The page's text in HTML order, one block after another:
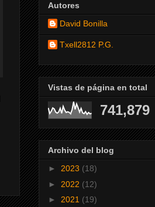
Autores
David Bonilla
Txell2812 P.G.
Vistas de página en total
741,879
Archivo del blog
► 2023 (18)
► 2022 (12)
► 2021 (19)